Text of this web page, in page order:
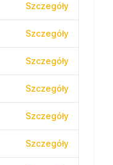
Szczegóły
Szczegóły
Szczegóły
Szczegóły
Szczegóły
Szczegóły